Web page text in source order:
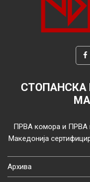
СТОПАНСКА
ПРВА комора и ПРВА
Македонија
Архива